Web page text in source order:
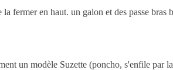
la fermer en haut. un galon et des passe bras
un modèle Suzette (poncho, s'enfile par